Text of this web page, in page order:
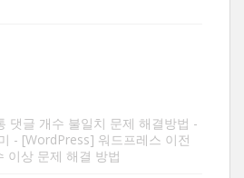
댓글 개수 불일치 문제 해결방법 -
- [WordPress] 워드프레스 이전
이상 문제 해결 방법